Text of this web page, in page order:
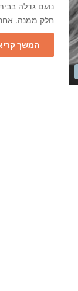
נועם גדלה
חלק ממנה.
המשך